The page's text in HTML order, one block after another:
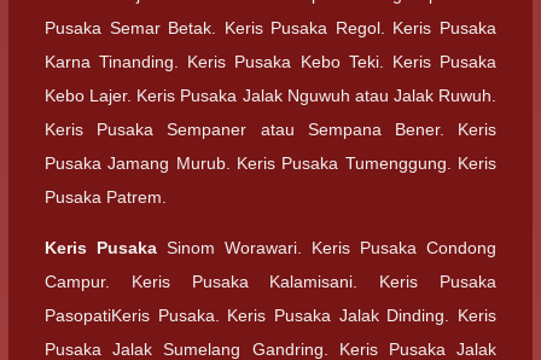
Pusaka Semar Betak. Keris Pusaka Regol. Keris Pusaka
Karna Tinanding. Keris Pusaka Kebo Teki. Keris Pusaka
Kebo Lajer. Keris Pusaka Jalak Nguwuh atau Jalak Ruwuh.
Keris Pusaka Sempaner atau Sempana Bener. Keris
Pusaka Jamang Murub. Keris Pusaka Tumenggung. Keris
Pusaka Patrem.
Keris Pusaka Sinom Worawari. Keris Pusaka Condong
Campur. Keris Pusaka Kalamisani. Keris Pusaka
PasopatiKeris Pusaka. Keris Pusaka Jalak Dinding. Keris
Pusaka Jalak Sumelang Gandring. Keris Pusaka Jalak